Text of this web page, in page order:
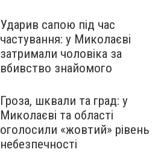
Ударив сапою під час
частування: у Миколаєві
затримали чоловіка за
вбивство знайомого
Гроза, шквали та град: у
Миколаєві та області
оголосили «жовтий» рівень
небезпечності